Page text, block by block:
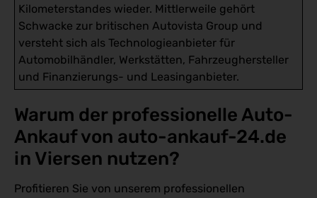
Kilometerstandes wieder. Mittlerweile gehört
Schwacke zur britischen Autovista Group und
versteht sich als Technologieanbieter für
Automobilhändler, Werkstätten, Fahrzeughersteller
und Finanzierungs- und Leasinganbieter.
Warum der professionelle Auto-
Ankauf von auto-ankauf-24.de
in Viersen nutzen?
Profitieren Sie von unserem professionellen